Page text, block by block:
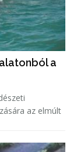
a
az elmúlt